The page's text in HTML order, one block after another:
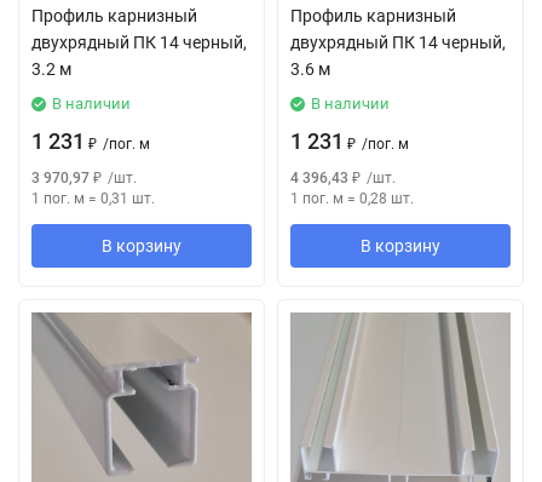
Профиль карнизный
двухрядный ПК 14 черный,
3.2 м
В наличии
1 231 ₽ /пог. м
3 970,97 ₽ /шт.
1 пог. м = 0,31 шт.
В корзину
Профиль карнизный
двухрядный ПК 14 черный,
3.6 м
В наличии
1 231 ₽ /пог. м
4 396,43 ₽ /шт.
1 пог. м = 0,28 шт.
В корзину